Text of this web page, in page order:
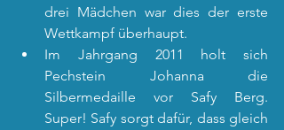
drei Mädchen war dies der erste
Wettkampf überhaupt.
Im Jahrgang 2011 holt sich
Pechstein Johanna die
Silbermedaille vor Safy Berg.
Super! Safy sorgt dafür, dass gleich